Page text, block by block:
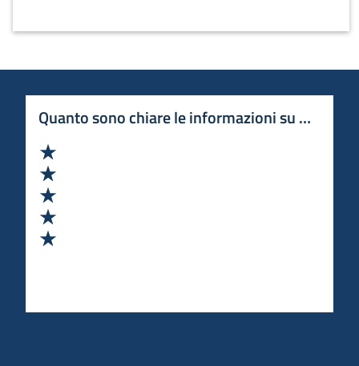
Quanto sono chiare le informazioni su questa